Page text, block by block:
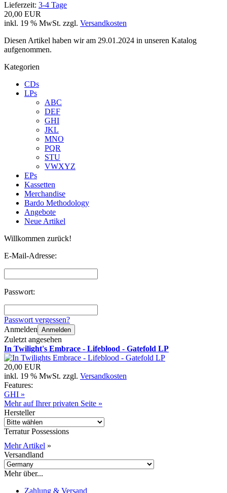
Lieferzeit: 3-4 Tage
20,00 EUR
inkl. 19 % MwSt. zzgl. Versandkosten
Diesen Artikel haben wir am 29.01.2024 in unseren Katalog
aufgenommen.
Kategorien
CDs
LPs
ABC
DEF
GHI
JKL
MNO
PQR
STU
VWXYZ
EPs
Kassetten
Merchandise
Bardo Methodology
Angebote
Neue Artikel
Willkommen zurück!
E-Mail-Adresse:
Passwort:
Passwort vergessen?
Anmelden Anmelden
Zuletzt angesehen
In Twilight's Embrace - Lifeblood - Gatefold LP
20,00 EUR
inkl. 19 % MwSt. zzgl. Versandkosten
Features:
GHI »
Mehr auf Ihrer privaten Seite »
Hersteller
Terratur Possessions
Mehr Artikel »
Versandland
Mehr über...
Zahlung & Versand